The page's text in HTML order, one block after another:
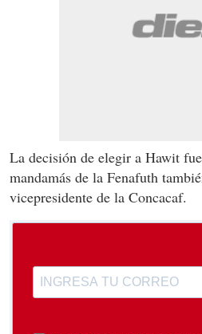
La decisión de elegir a Hawit
mandamás de la Fenafuth
vicepresidente de la Concacaf.